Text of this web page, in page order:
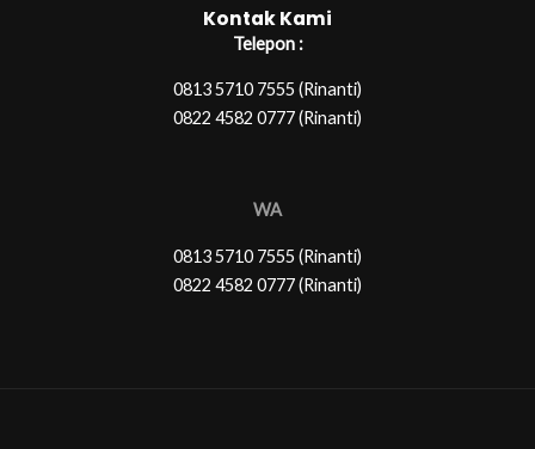
Kontak Kami
Telepon :
0813 5710 7555 (Rinanti)
0822 4582 0777 (Rinanti)
WA
0813 5710 7555 (Rinanti)
0822 4582 0777 (Rinanti)